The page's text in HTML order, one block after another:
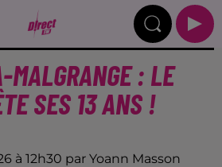
: LE
SES 13 ANS !
à 12h30 par Yoann Masson